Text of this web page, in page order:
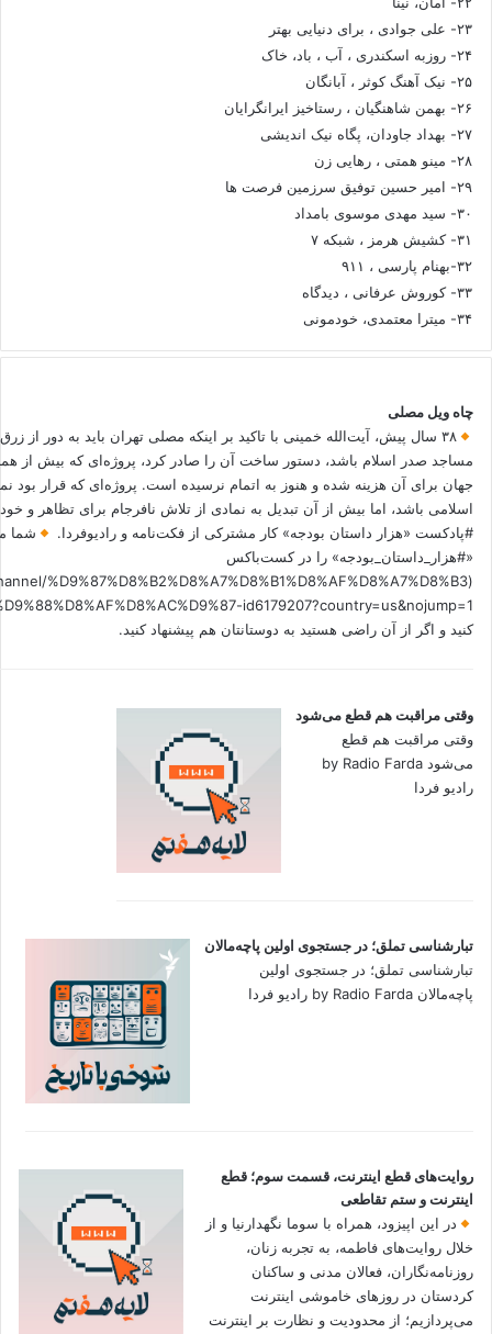
۲۳- علی جوادی ، برای دنیایی بهتر
۲۴- روزبه اسکندری ، آب ، باد، خاک
۲۵- نیک آهنگ کوثر ، آبانگان
۲۶- بهمن شاهنگیان ، رستاخیز ایرانگرایان
۲۷- بهداد جاودان، پگاه نیک اندیشی
۲۸- مینو همتی ، رهایی زن
۲۹- امیر حسین توفیق سرزمین فرصت ها
۳۰- سید مهدی موسوی بامداد
۳۱- کشیش هرمز ، شبکه ۷
۳۲-بهنام پارسی ، ۹۱۱
۳۳- کوروش عرفانی ، دیدگاه
۳۴- میترا معتمدی، خودمونی
چاه ویل مصلی
۳۸ سال پیش، آیت‌الله خمینی با تاکید بر اینکه مصلی تهران باید به دور از
مساجد صدر اسلام باشد، دستور ساخت آن را صادر کرد، پروژه‌ای که بیش از
جهان برای آن هزینه شده و هنوز به اتمام نرسیده است. پروژه‌ای که قرار بود
اسلامی باشد، اما بیش از آن تبدیل به نمادی از تلاش نافرجام برای تظاهر و
#پادکست «هزار داستان بودجه» کار مشترکی از فکت‌نامه و رادیوفردا.
شما
«#هزار_داستان_بودجه» را در کست‌باکس
%D9%87%D8%B2%D8%A7%D8%B1%D8%AF%D8%A7%D8%B3
کنید و اگر از آن راضی هستید به دوستانتان هم پیشنهاد کنید.
وقتی مراقبت هم قطع می‌شود
وقتی مراقبت هم قطع
می‌شود by Radio Farda
رادیو فردا
تبارشناسی تملق؛ در جستجوی اولین‌ پاچه‌مالان
تبارشناسی تملق؛ در جستجوی اولین‌
پاچه‌مالان by Radio Farda رادیو فردا
روایت‌های قطع اینترنت، قسمت سوم؛ قطع
اینترنت و ستم تقاطعی
در این اپیزود، همراه با سوما نگهدارنیا و از
خلال روایت‌های فاطمه، به تجربه زنان،
روزنامه‌نگاران، فعالان مدنی و ساکنان
کردستان در روزهای خاموشی اینترنت
می‌پردازیم؛ از محدودیت و نظارت بر اینترنت